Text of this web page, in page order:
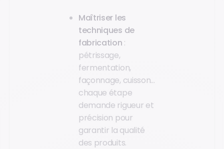
Maîtriser les
techniques de
fabrication :
pétrissage,
fermentation,
façonnage, cuisson...
chaque étape
demande rigueur et
précision pour
garantir la qualité
des produits.